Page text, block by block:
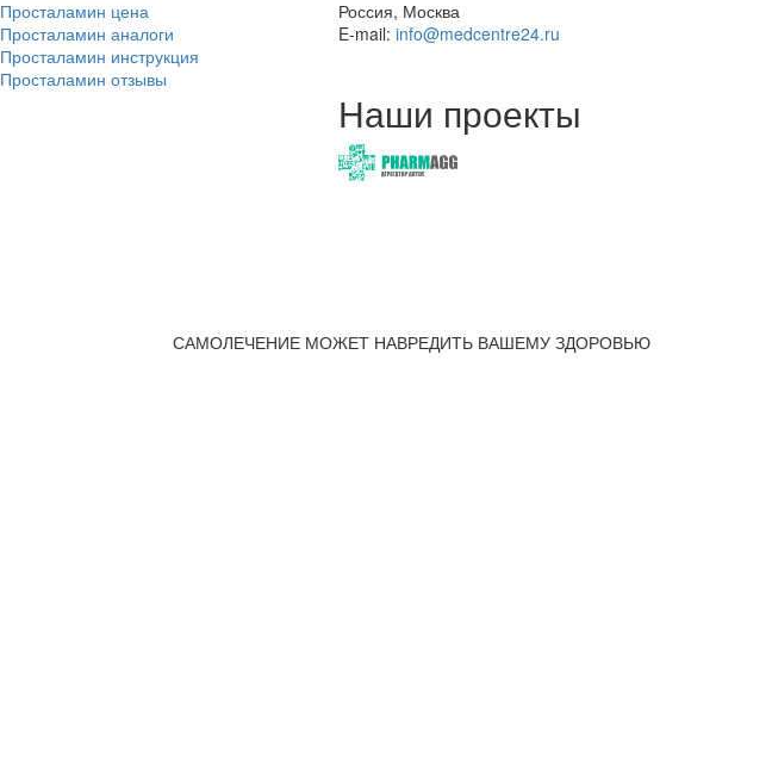
Просталамин цена
Просталамин аналоги
Просталамин инструкция
Просталамин отзывы
Россия, Москва
E-mail: info@medcentre24.ru
Наши проекты
САМОЛЕЧЕНИЕ МОЖЕТ НАВРЕДИТЬ ВАШЕМУ ЗДОРОВЬЮ